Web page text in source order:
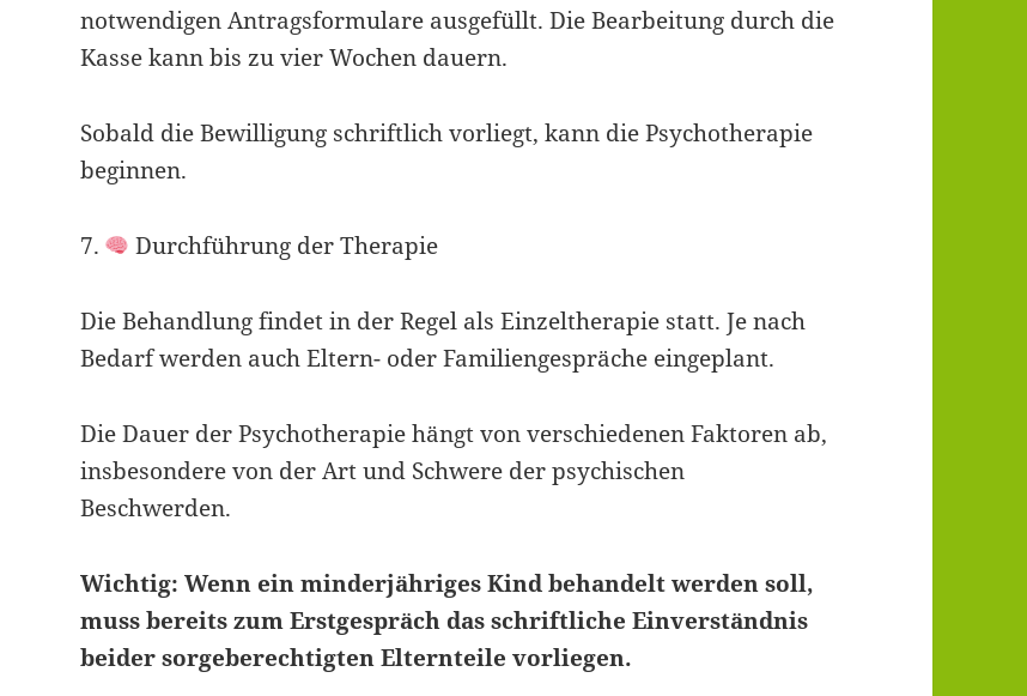
notwendigen Antragsformulare ausgefüllt. Die Bearbeitung durch die
Kasse kann bis zu vier Wochen dauern.
Sobald die Bewilligung schriftlich vorliegt, kann die Psychotherapie
beginnen.
7. Durchführung der Therapie
Die Behandlung findet in der Regel als Einzeltherapie statt. Je nach
Bedarf werden auch Eltern- oder Familiengespräche eingeplant.
Die Dauer der Psychotherapie hängt von verschiedenen Faktoren ab,
insbesondere von der Art und Schwere der psychischen
Beschwerden.
Wichtig: Wenn ein minderjähriges Kind behandelt werden soll,
muss bereits zum Erstgespräch das schriftliche Einverständnis
beider sorgeberechtigten Elternteile vorliegen.